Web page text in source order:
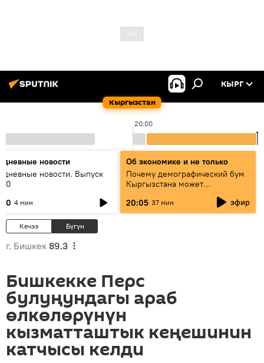
Кыргызстан
КЫРГ
20:00
новости
новости. Выпуск
4 мин
Об экономике и не только
Почему демографический бум
Кыргызстана может
превратиться в проблему и как
этого избежать
20:05 37 мин эфир
Кечээ Бүгүн
г. Бишкек 89.3
Бишкекке Перс
булуңундагы араб
өлкөлөрүнүн
кызматташтык кеңешинин
катчысы келди